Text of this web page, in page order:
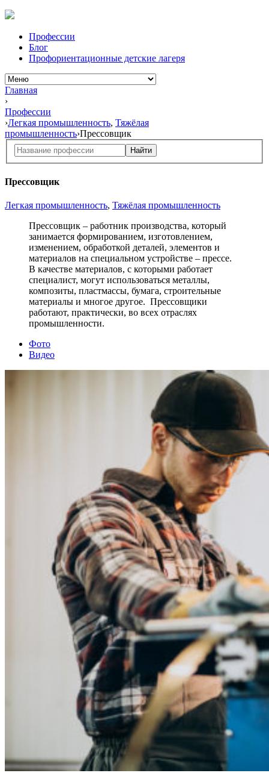
Профессии
Блог
Профориентационные детские лагеря
Главная
›
Профессии
›Легкая промышленность, Тяжёлая
промышленность›Прессовщик
Найти
Прессовщик
Легкая промышленность, Тяжёлая промышленность
Прессовщик – работник производства, который
занимается формированием, изготовлением,
изменением, обработкой деталей, элементов и
материалов на специальном устройстве – прессе.
В качестве материалов, с которыми работает
специалист, могут использоваться металлы,
композиты, пластмассы, бумага, строительные
материалы и многое другое. Прессовщики
работают, практически, во всех отраслях
промышленности.
Фото
Видео